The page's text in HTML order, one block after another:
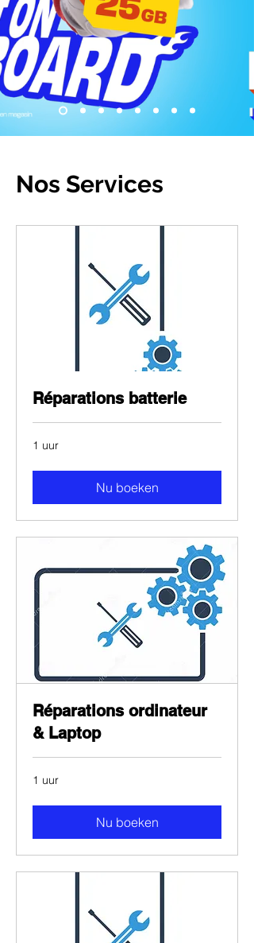
Nos Services
Réparations batterie
1 uur
Nu boeken
Réparations ordinateur
& Laptop
1 uur
Nu boeken